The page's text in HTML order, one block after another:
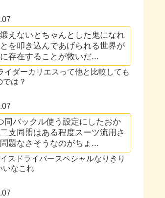
えないとちゃんとした鬼になれ
を叩き込んであげられる世界が
存在することが救いだ...
イダーカリエスって他と比較しても
では？
同バックル使う設定にしたおか
支同盟はある程度スーツ流用さ
題なさそうなのがちょ...
スドライバースペシャルなりきり
いなこれ